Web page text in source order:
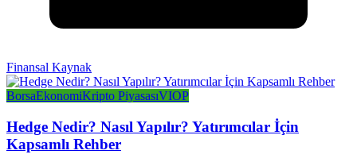
Finansal Kaynak
BorsaEkonomiKripto PiyasasıVIOP
Hedge Nedir? Nasıl Yapılır? Yatırımcılar İçin
Kapsamlı Rehber